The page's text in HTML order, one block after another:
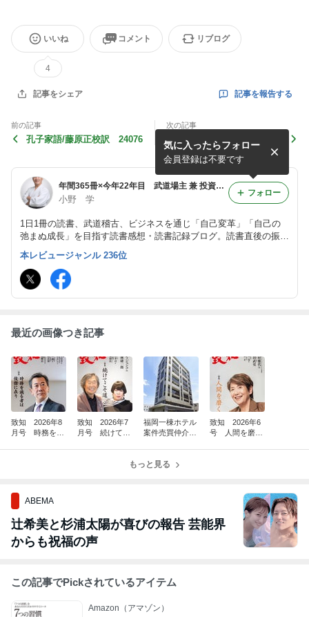
いいね
4
コメント リブログ
記事をシェア 記事を報告する
前の記事
孔子家語/藤原正校訳 24076
次の記事
先生、どうか皆の前でほめな
いで下さい―いい子症候群の
若者たち/金間大介 24074
年間365冊×今年22年目 武道場主 兼 投資会社・コンサル会社 オーナー社長 兼 グロービス経営大学院准教授による読書日記
小野 学
1日1冊の読書、武道稽古、ビジネスを通じ「自己変革」「自己の
弛まぬ成長」を目指す読書感想・読書記録ブログ。読書直後の振り
返り・アウトプット前提のインプットを心がけつつ、将来の自分自
身の為の検索可能なデータベースとして活用。旧「分譲マンション
屋の読書日記」
気に入ったらフォロー
会員登録は不要です
フォロー
本レビュージャンル 236位
最近の画像つき記事
致知 2026年8
月号 時務を識
致知 2026年7
月号 続けてこ
福岡一棟ホテル
案件売買仲介完
致知 2026年6
号 人間を磨
もっと見る
ABEMA
辻希美と杉浦太陽が喜びの報告 芸能界
からも祝福の声
この記事でPickされているアイテム
Amazon（アマゾン）